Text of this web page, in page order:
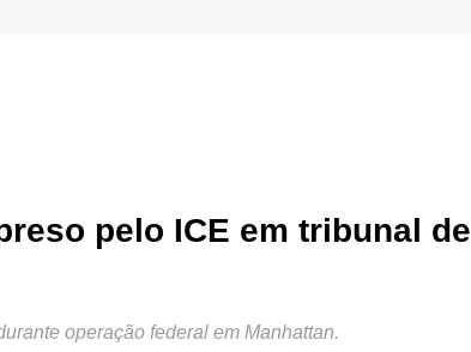
pelo ICE em tribunal de
operação federal em Manhattan.